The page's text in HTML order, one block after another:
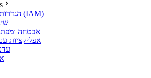
הגדרות משתמש (IAM)
אבטחה
אפליקציות